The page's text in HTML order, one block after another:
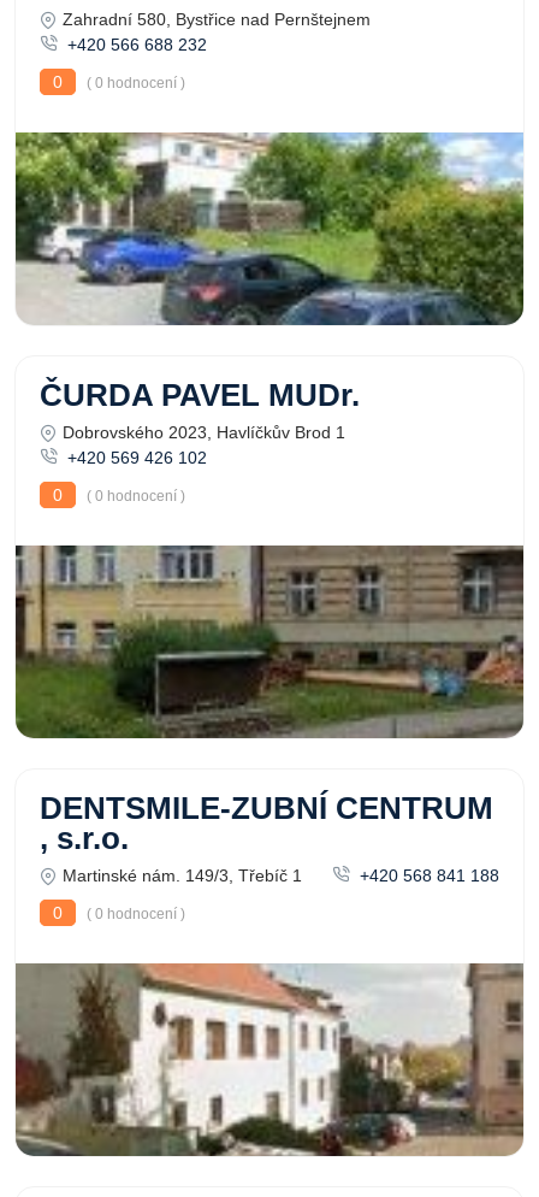
Zahradní 580, Bystřice nad Pernštejnem
+420 566 688 232
0
( 0 hodnocení )
ČURDA PAVEL MUDr.
Dobrovského 2023, Havlíčkův Brod 1
+420 569 426 102
0
( 0 hodnocení )
DENTSMILE-ZUBNÍ CENTRUM
, s.r.o.
Martinské nám. 149/3, Třebíč 1
+420 568 841 188
0
( 0 hodnocení )